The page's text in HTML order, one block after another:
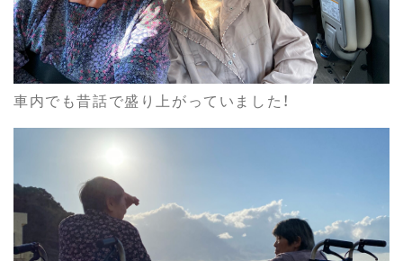
車内でも昔話で盛り上がっていました！